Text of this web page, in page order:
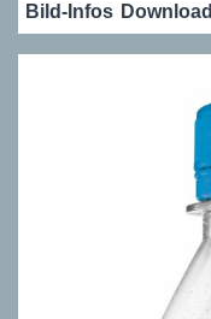
Bild-Infos Download